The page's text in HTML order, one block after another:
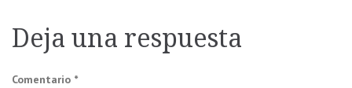
Deja una respuesta
Comentario *